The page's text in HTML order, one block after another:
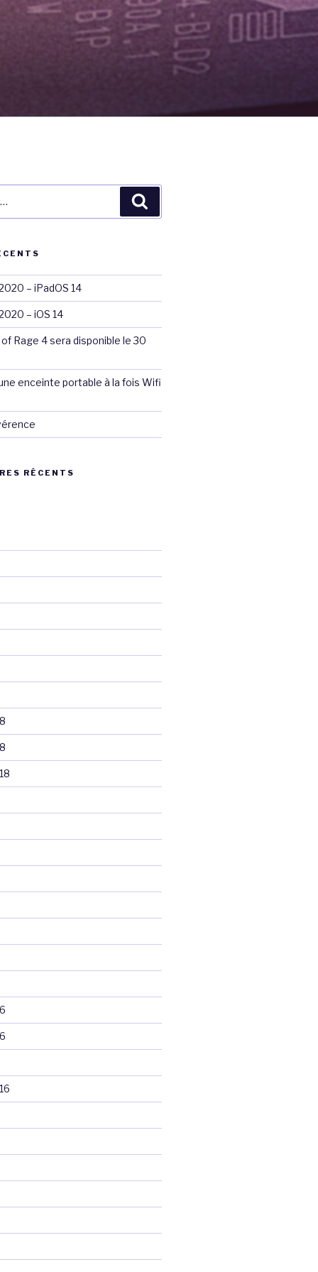
– iPadOS 14
– iOS 14
Rage 4 sera disponible le 30
enceinte portable à la fois Wifi
RÉCENTS